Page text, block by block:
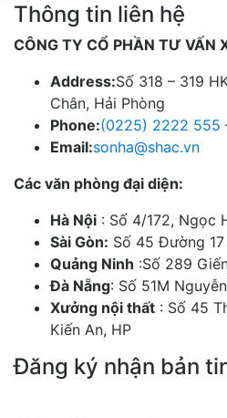
Thông tin liên hệ
CÔNG TY CỔ PHẦN TƯ VẤN
Address:Số 318 – 319
Chân, Hải Phòng
Phone:(0225) 2222 555
Email:sonha@shac.vn
Các văn phòng đại diện:
Hà Nội : Số 4/172, Ngọc
Sài Gòn: Số 45 Đường 17
Quảng Ninh :Số 289
Đà Nẵng: Số 51M
Xưởng nội thất : Số 45
Kiến An, HP
Đăng ký nhận bản